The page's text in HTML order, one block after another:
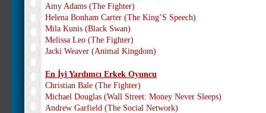
Amy Adams (The Fighter)
Helena Bonham Carter (The King’S Speech)
Mila Kunis (Black Swan)
Melissa Leo (The Fighter)
Jacki Weaver (Animal Kingdom)
En İyi Yardımcı Erkek Oyuncu
Christian Bale (The Fighter)
Michael Douglas (Wall Street: Money Never Sleeps)
Andrew Garfield (The Social Network)